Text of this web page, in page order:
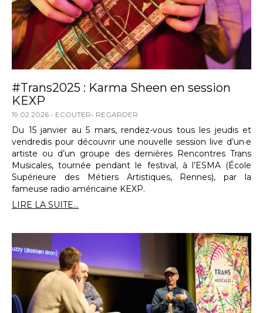
#Trans2025 : Karma Sheen en session
KEXP
19.02.2026 ECOUTER REGARDER
Du 15 janvier au 5 mars, rendez-vous tous les jeudis et
vendredis pour découvrir une nouvelle session live d’un·e
artiste ou d’un groupe des dernières Rencontres Trans
Musicales, tournée pendant le festival, à l’ESMA (École
Supérieure des Métiers Artistiques, Rennes), par la
fameuse radio américaine KEXP.
LIRE LA SUITE...